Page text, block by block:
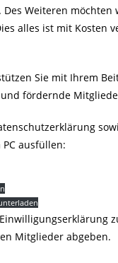
Weiteren
alles ist mit Kosten
Sie mit Ihrem
fördernde
ausfüllen:
Mitglieder abgeben.